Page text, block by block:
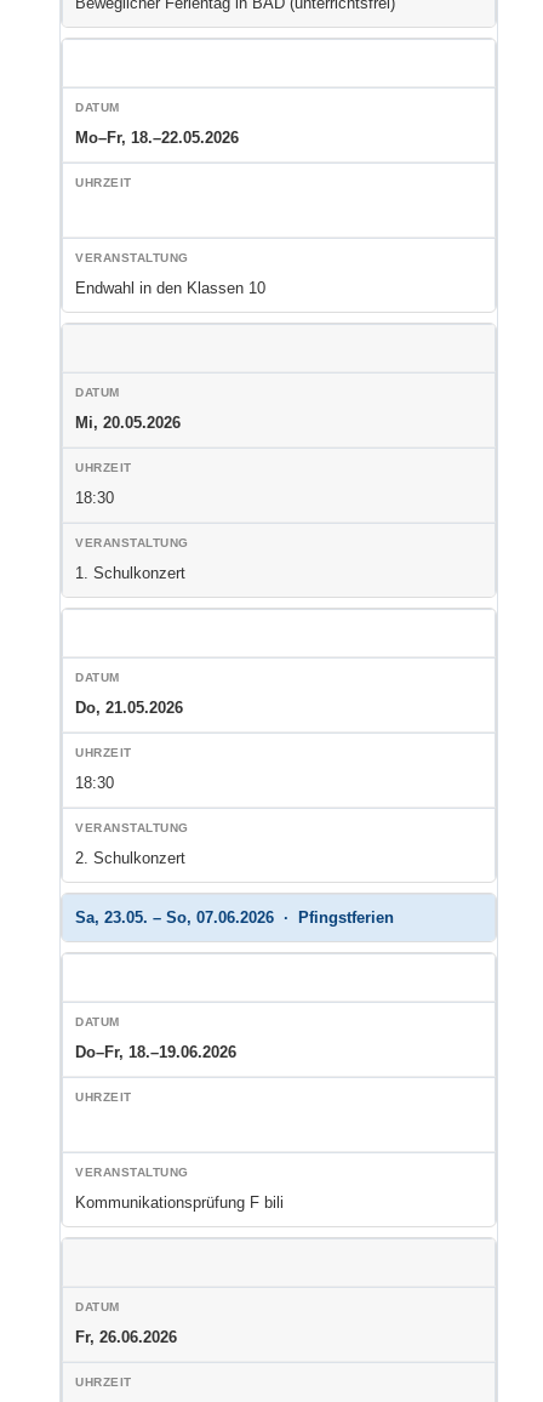
Mo–Fr, 18.–22.05.2026
Endwahl in den Klassen 10
Mi, 20.05.2026
18:30
1. Schulkonzert
Do, 21.05.2026
18:30
2. Schulkonzert
Sa, 23.05. – So, 07.06.2026 · Pfingstferien
Do–Fr, 18.–19.06.2026
Kommunikationsprüfung F bili
Fr, 26.06.2026